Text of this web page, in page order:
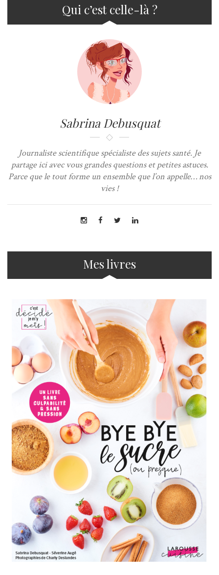
Qui c’est celle-là ?
Sabrina Debusquat
Journaliste scientifique spécialiste des sujets santé. Je
partage ici avec vous grandes questions et petites astuces.
Parce que le tout forme un ensemble que l’on appelle… nos
vies !
Mes livres